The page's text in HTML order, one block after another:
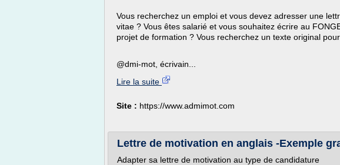
Vous recherchez un emploi et vous devez adresser une
vitae ? Vous êtes salarié et vous souhaitez écrire au
projet de formation ? Vous recherchez un texte original
@dmi-mot, écrivain...
Lire la suite
Site : https://www.admimot.com
Lettre de motivation en anglais -Exemple
Adapter sa lettre de motivation au type de candidature